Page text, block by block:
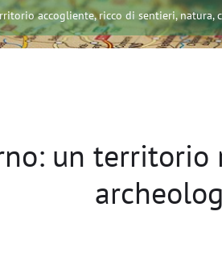
accogliente, ricco di sentieri,
un territorio